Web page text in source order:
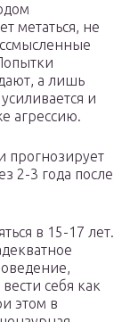
метаться, не
а лишь
и
агрессию.
прогнозирует
2-3 года после
в 15-17 лет.
себя как
этом в